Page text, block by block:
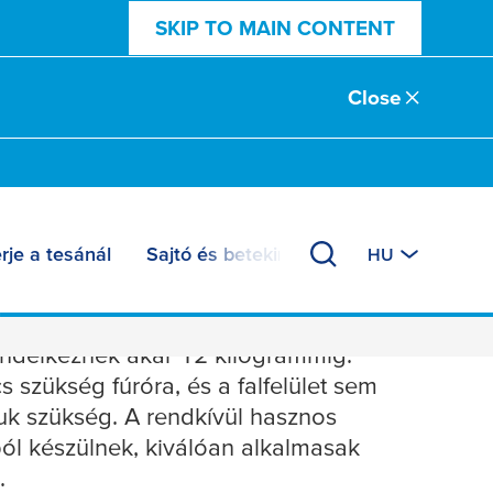
SKIP TO MAIN CONTENT
Close
a tesánál Sajtó és betekintés HU
akár 12 kilogrammig.
szükség fúróra, és a falfelület sem
szükség. A rendkívül hasznos
készülnek, kiválóan alkalmasak